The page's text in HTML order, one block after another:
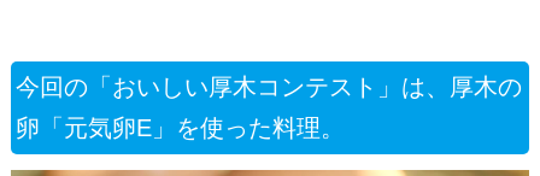
今回の「おいしい厚木コンテスト」は、厚木の
卵「元気卵E」を使った料理。